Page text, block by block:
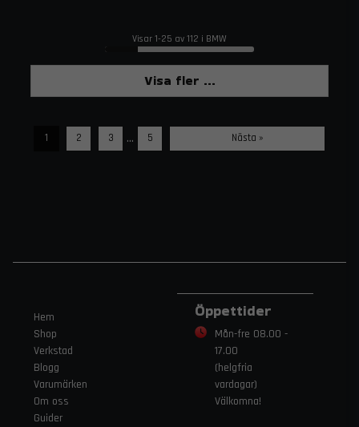
Visar 1-25 av 112 i BMW
Visa fler ...
1 2 3 ... 5 Nästa »
Hem
Shop
Verkstad
Blogg
Varumärken
Om oss
Guider
Öppettider
Mån-fre 08.00 -
17.00
(helgfria
vardagar)
Välkomna!